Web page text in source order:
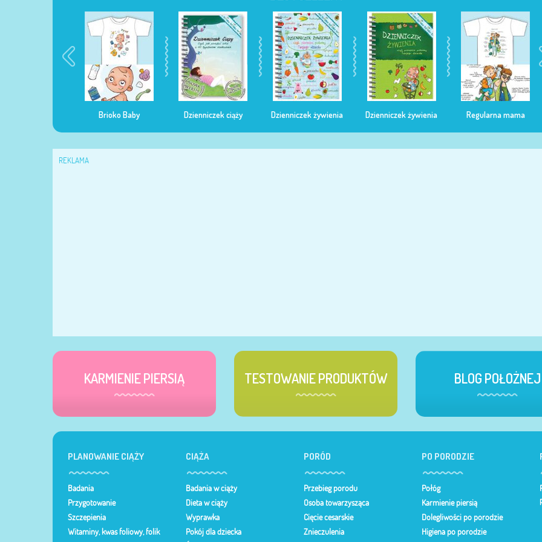
Brioko Baby Dzienniczek ciąży Dzienniczek żywienia Dzienniczek żywienia Regularna mama
REKLAMA
KARMIENIE PIERSIĄ TESTOWANIE PRODUKTÓW BLOG POŁOŻNEJ
PLANOWANIE CIĄŻY
Badania
Przygotowanie
Szczepienia
Witaminy, kwas foliowy, folik
CIĄŻA
Badania w ciąży
Dieta w ciąży
Wyprawka
Pokój dla dziecka
PORÓD
Przebieg porodu
Osoba towarzysząca
Cięcie cesarskie
Znieczulenia
PO PORODZIE
Połóg
Karmienie piersią
Dolegliwości po porodzie
Higiena po porodzie